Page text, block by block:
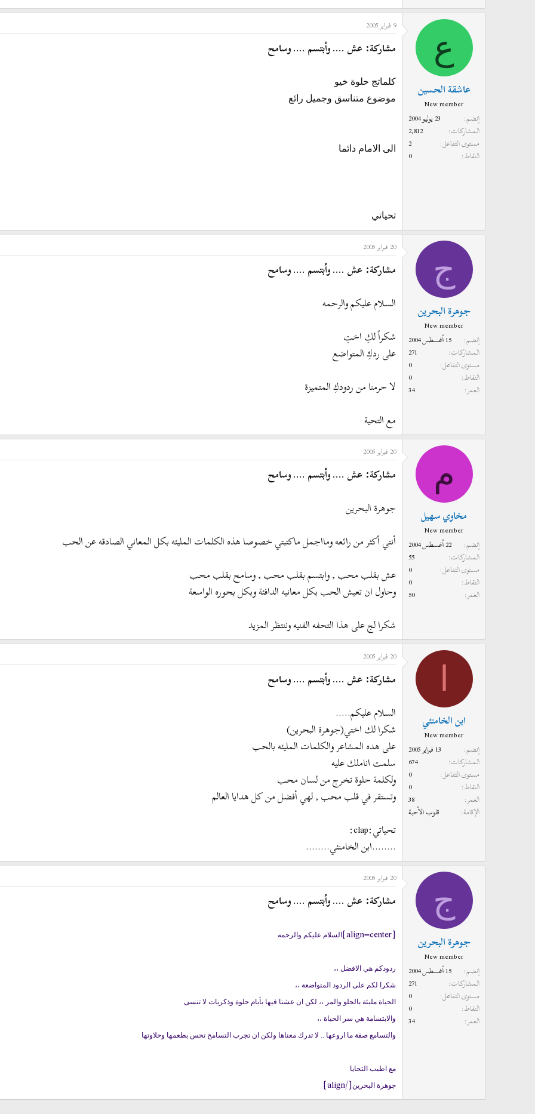
ع
عاشقة الحسين
New member
إنضم
23 يوليو 2004
المشاركات
2,812
مستوى التفاعل
2
النقاط
0
9 فبراير 2005
مشاركة: عش .... وأبتسم .... وسامح
كلماتج حلوة خيو
موضوع متناسق وجميل رائع
الى الامام دائما
تحياتي
ج
جوهرة البحرين
New member
إنضم
15 أغسطس 2004
المشاركات
271
مستوى التفاعل
0
النقاط
0
العمر
34
20 فبراير 2005
مشاركة: عش .... وأبتسم .... وسامح
السلام عليكم والرحمه
شكراً لكِ اختِ
على ردكِ المتواضع
لا حرمنا من ردودكِ المتميزة
مع التحية
م
مخاوي سهيل
New member
إنضم
22 أغسطس 2004
المشاركات
55
مستوى التفاعل
0
النقاط
0
العمر
50
20 فبراير 2005
مشاركة: عش .... وأبتسم .... وسامح
جوهرة البحرين
أنتي أكثر من رائعه ومااجمل ماكتبتي خصوصا هذه الكلمات المليئه بكل المعاني الصادقه عن الحب
عش بقلب محب , وابتسم بقلب محب , وسامح بقلب محب
وحاول ان تعيش الحب بكل معانيه الدافئة وبكل بحوره الواسعة
شكرا لج على هذا التحفه الفنيه وننتظر المزيد
ابن الخامنئي
New member
إنضم
13 فبراير 2005
المشاركات
674
مستوى التفاعل
0
النقاط
0
العمر
38
الإقامة
قلوب الأحبة
20 فبراير 2005
مشاركة: عش .... وأبتسم .... وسامح
السلام عليكم.....
شكرا لك اختي(جوهرة البحرين)
على هده المشاعر والكلمات المليئه بالحب
سلمت اناملك عليه
ولكلمة حلوة تخرج من لسان محب
وتستقر في قلب محب , لهي أفضل من كل هدايا العالم
تحياتي:clap:
........ابن الخامنئي........
ج
جوهرة البحرين
New member
إنضم
15 أغسطس 2004
المشاركات
271
مستوى التفاعل
0
النقاط
0
العمر
34
20 فبراير 2005
مشاركة: عش .... وأبتسم .... وسامح
[align=center]
السلام عليكم والرحمه
ردودكم هي الافضل ،،
شكرا لكم على الردود المتواضعة ،،
الحياة مليئة بالحلو والمر ،، لكن ان عشنا فيها بأيام حلوة وذكريات لا تنسى
والابتسامة هي سر الحياة ،،
والتسامع صفة ما اروعها .. لا تدرك معناها ولكن ان تجرب التسامح تحس بطعمها وحلاوتها
مع اطيب التحايا
جوهرة البحرين[/align]